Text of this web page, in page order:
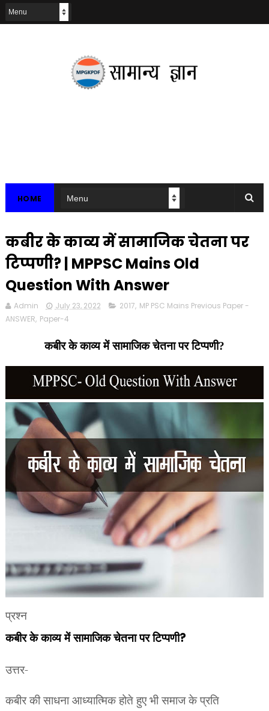
HOME
कबीर के काव्य में सामाजिक चेतना पर
टिप्पणी? | MPPSC Mains Old
Question With Answer
Admin July 23, 2022 2017, MP PSC Mains Previous Paper -
ANSWER, Paper-4
कबीर के काव्य में सामाजिक चेतनापर टिप्पणी?
प्रश्न
कबीर के काव्य में सामाजिक चेतनापर टिप्पणी?
उत्तर-
कबीर की साधना आध्यात्मिक होते हुए भी समाज के प्रति